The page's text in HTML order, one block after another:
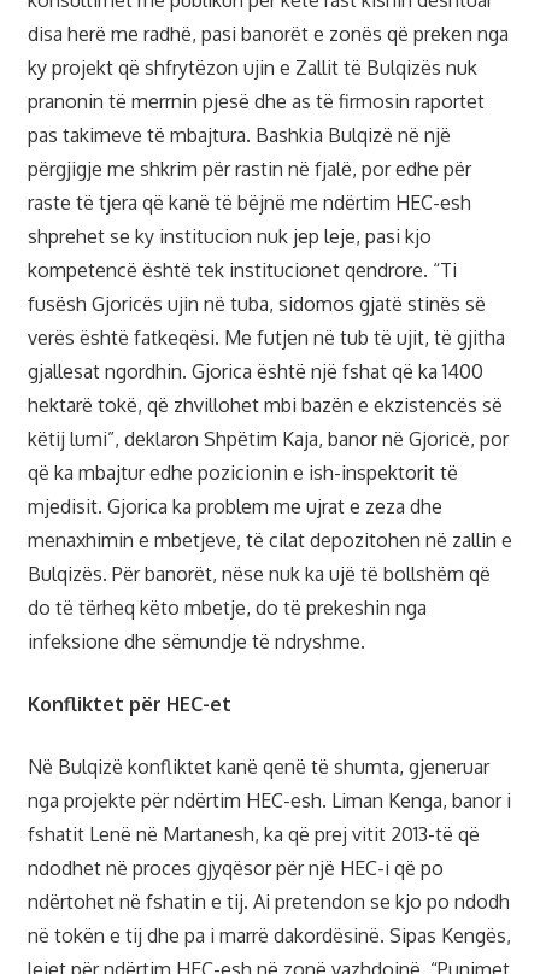
disa herë me radhë, pasi banorët e zonës që preken nga
ky projekt që shfrytëzon ujin e Zallit të Bulqizës nuk
pranonin të merrnin pjesë dhe as të firmosin raportet
pas takimeve të mbajtura. Bashkia Bulqizë në një
përgjigje me shkrim për rastin në fjalë, por edhe për
raste të tjera që kanë të bëjnë me ndërtim HEC-esh
shprehet se ky institucion nuk jep leje, pasi kjo
kompetencë është tek institucionet qendrore. “Ti
fusësh Gjoricës ujin në tuba, sidomos gjatë stinës së
verës është fatkeqësi. Me futjen në tub të ujit, të gjitha
gjallesat ngordhin. Gjorica është një fshat që ka 1400
hektarë tokë, që zhvillohet mbi bazën e ekzistencës së
këtij lumi”, deklaron Shpëtim Kaja, banor në Gjoricë, por
që ka mbajtur edhe pozicionin e ish-inspektorit të
mjedisit. Gjorica ka problem me ujrat e zeza dhe
menaxhimin e mbetjeve, të cilat depozitohen në zallin e
Bulqizës. Për banorët, nëse nuk ka ujë të bollshëm që
do të tërheq këto mbetje, do të prekeshin nga
infeksione dhe sëmundje të ndryshme.
Konfliktet për HEC-et
Në Bulqizë konfliktet kanë qenë të shumta, gjeneruar
nga projekte për ndërtim HEC-esh. Liman Kenga, banor i
fshatit Lenë në Martanesh, ka që prej vitit 2013-të që
ndodhet në proces gjyqësor për një HEC-i që po
ndërtohet në fshatin e tij. Ai pretendon se kjo po ndodh
në tokën e tij dhe pa i marrë dakordësinë. Sipas Kengës,
lejet për ndërtim HEC-esh në zonë vazhdojnë. “Punimet